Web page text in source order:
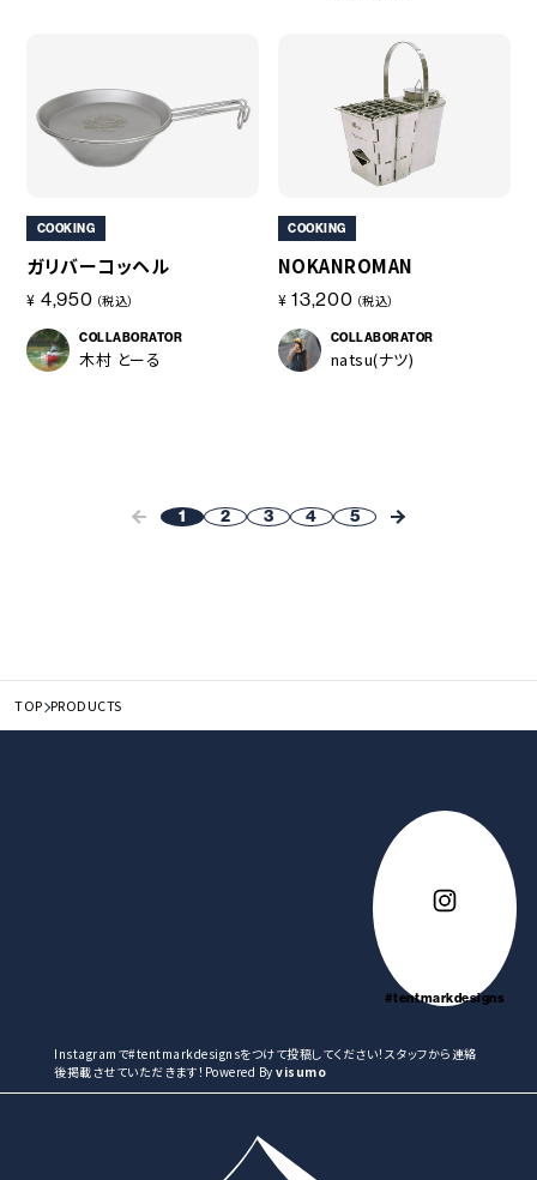
COOKING
ガリバーコッヘル
¥ 4,950 （税込）
COLLABORATOR
木村 とーる
COOKING
NOKANROMAN
¥ 13,200 （税込）
COLLABORATOR
natsu(ナツ)
1 2 3 4 5
TOP PRODUCTS
#tentmarkdesigns
Instagramで#tentmarkdesignsをつけて投稿してください！スタッフから連絡
後掲載させていただきます！Powered By visumo